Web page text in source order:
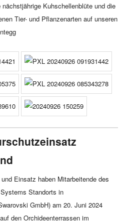
Kuhschellenblüte und die
Tier- und Pflanzenarten auf unseren
Einsatz haben Mitarbeitende des
Standorts in
GmbH) am 20. Juni 2024
den Orchideenterrassen im